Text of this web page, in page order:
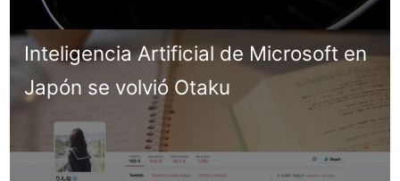
Inteligencia Artificial de Microsoft en
Japón se volvió Otaku